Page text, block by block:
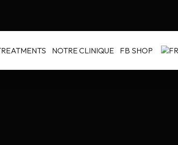
NOTRE CLINIQUE FB SHOP